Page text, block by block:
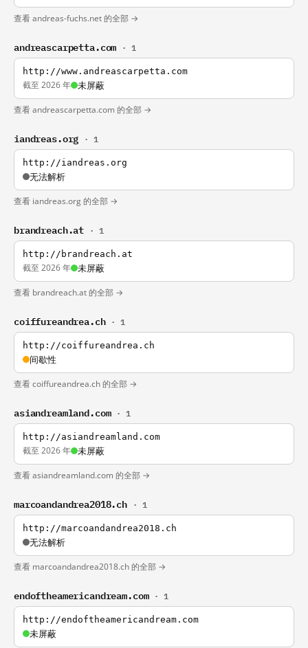
查看 andreas-fuchs.net 的全部 →
andreascarpetta.com · 1
http://www.andreascarpetta.com
截至 2026 年 未屏蔽
查看 andreascarpetta.com 的全部 →
iandreas.org · 1
http://iandreas.org
无法解析
查看 iandreas.org 的全部 →
brandreach.at · 1
http://brandreach.at
截至 2026 年 未屏蔽
查看 brandreach.at 的全部 →
coiffureandrea.ch · 1
http://coiffureandrea.ch
间歇性
查看 coiffureandrea.ch 的全部 →
asiandreamland.com · 1
http://asiandreamland.com
截至 2026 年 未屏蔽
查看 asiandreamland.com 的全部 →
marcoandandrea2018.ch · 1
http://marcoandandrea2018.ch
无法解析
查看 marcoandandrea2018.ch 的全部 →
endoftheamericandream.com · 1
http://endoftheamericandream.com
未屏蔽